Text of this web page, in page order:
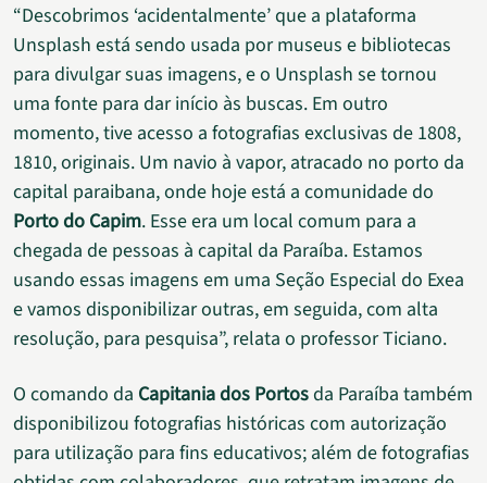
“Descobrimos ‘acidentalmente’ que a plataforma
Unsplash está sendo usada por museus e bibliotecas
para divulgar suas imagens, e o Unsplash se tornou
uma fonte para dar início às buscas. Em outro
momento, tive acesso a fotografias exclusivas de 1808,
1810, originais. Um navio à vapor, atracado no porto da
capital paraibana, onde hoje está a comunidade do
Porto do Capim. Esse era um local comum para a
chegada de pessoas à capital da Paraíba. Estamos
usando essas imagens em uma Seção Especial do Exea
e vamos disponibilizar outras, em seguida, com alta
resolução, para pesquisa”, relata o professor Ticiano.
O comando da Capitania dos Portosda Paraíba também
disponibilizou fotografias históricas com autorização
para utilização para fins educativos; além de fotografias